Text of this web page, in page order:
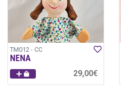
TM012 - CC
NENA
29,00€